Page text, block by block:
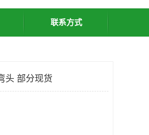
联系方式
头 部分现货